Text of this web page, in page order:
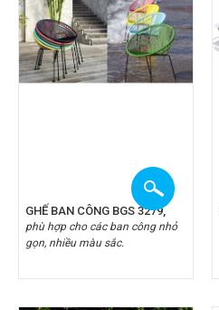
GHẾ BAN CÔNG BGS 3279,
phù hợp cho các ban công nhỏ
gọn, nhiều màu sắc.